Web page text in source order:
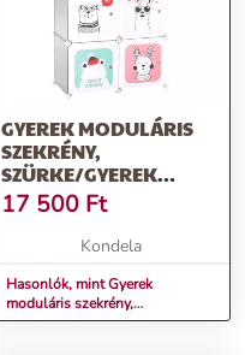
GYEREK MODULÁRIS
SZEKRÉNY,
SZÜRKE/GYEREK
MINTA, ATREY
17 500 Ft
Kondela
Hasonlók, mint Gyerek
moduláris szekrény,
szürke/gyerek minta, ATREY